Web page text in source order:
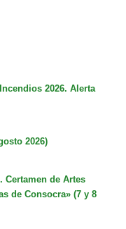
2026. Alerta
2026)
Certamen de Artes
de Consocra» (7 y 8